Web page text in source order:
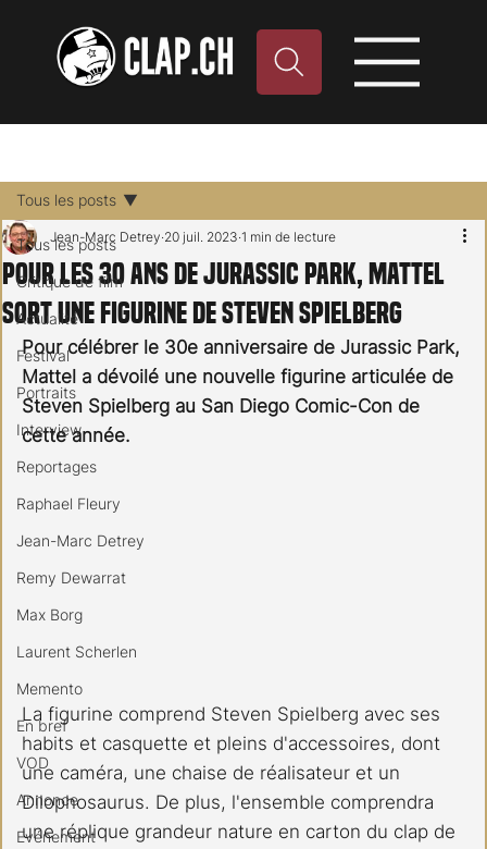
Tous les posts
Critique de film
Actualité
Festival
Portraits
Interview
Reportages
Raphael Fleury
Jean-Marc Detrey
Remy Dewarrat
Max Borg
Laurent Scherlen
Memento
En bref
VOD
Annonce
Evénement
Tous les posts
Pour les 30 ans de Jurassic Park, Mattel
sort une figurine de Steven Spielberg
Jean-Marc Detrey 20 juil. 2023 1 min de lecture
Pour célébrer le 30e anniversaire de Jurassic Park,
Mattel a dévoilé une nouvelle figurine articulée de
Steven Spielberg au San Diego Comic-Con de
cette année.
La figurine comprend Steven Spielberg avec ses
habits et casquette et pleins d'accessoires, dont
une caméra, une chaise de réalisateur et un
Dilophosaurus. De plus, l'ensemble comprendra
une réplique grandeur nature en carton du clap de